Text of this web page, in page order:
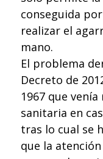
conseguida
realizar el
mano.
El problema
Decreto de
1967 que
sanitaria en
tras lo cual se
que la